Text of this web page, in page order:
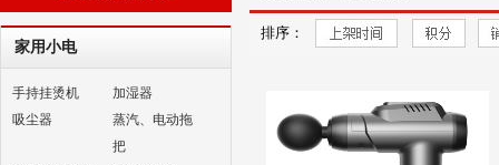
家用小电
手持挂烫机
加湿器
吸尘器
蒸汽、电动拖
把
排序：